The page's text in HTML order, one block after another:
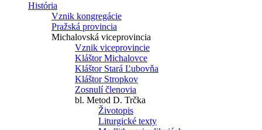
História
Vznik kongregácie
Pražská provincia
Michalovská viceprovincia
Vznik viceprovincie
Kláštor Michalovce
Kláštor Stará Ľubovňa
Kláštor Stropkov
Zosnulí členovia
bl. Metod D. Trčka
Životopis
Liturgické texty